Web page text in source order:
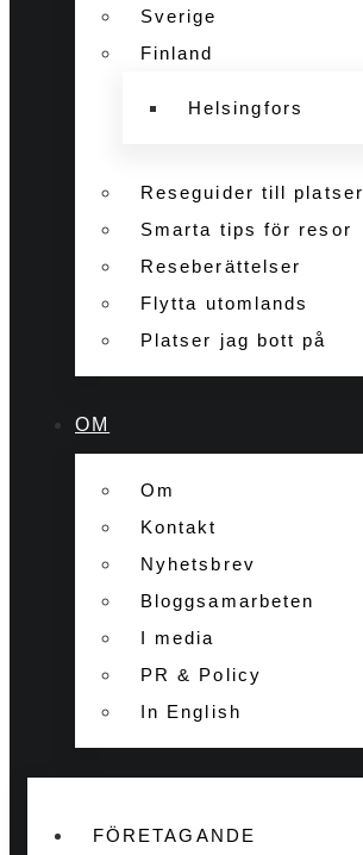
Sverige
Finland
Helsingfors
Reseguider till platser
Smarta tips för resor
Reseberättelser
Flytta utomlands
Platser jag bott på
OM
Om
Kontakt
Nyhetsbrev
Bloggsamarbeten
I media
PR & Policy
In English
FÖRETAGANDE